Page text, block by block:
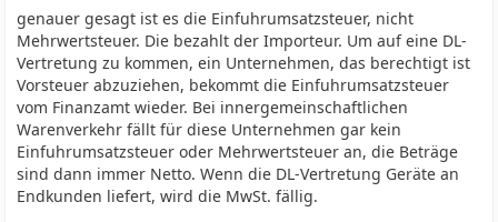
genauer gesagt ist es die Einfuhrumsatzsteuer, nicht
Mehrwertsteuer. Die bezahlt der Importeur. Um auf eine DL-
Vertretung zu kommen, ein Unternehmen, das berechtigt ist
Vorsteuer abzuziehen, bekommt die Einfuhrumsatzsteuer
vom Finanzamt wieder. Bei innergemeinschaftlichen
Warenverkehr fällt für diese Unternehmen gar kein
Einfuhrumsatzsteuer oder Mehrwertsteuer an, die Beträge
sind dann immer Netto. Wenn die DL-Vertretung Geräte an
Endkunden liefert, wird die MwSt. fällig.